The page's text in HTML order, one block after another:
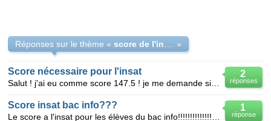
Réponses sur le thème « »
2
réponses
Score nécessaire pour l'insat
1
réponse
Score insat bac info???